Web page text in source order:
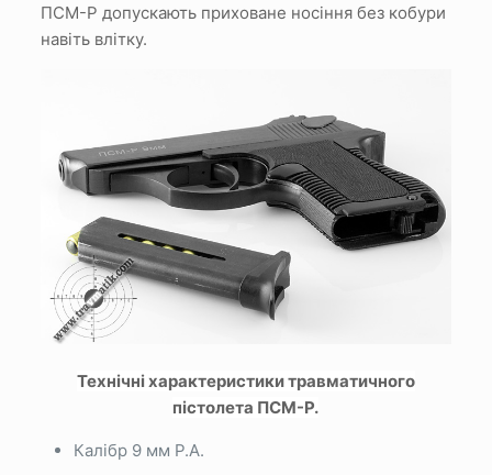
ПСМ-Р допускають приховане носіння без кобури
навіть влітку.
Технічні характеристики травматичного
пістолета ПСМ-Р.
Калібр 9 мм Р.А.